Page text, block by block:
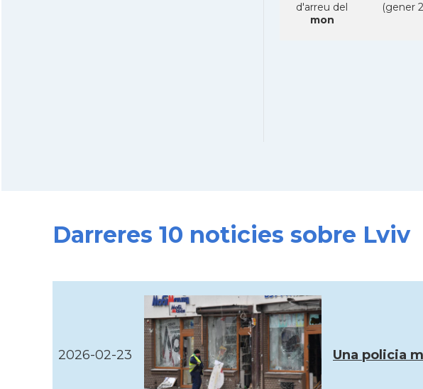
d'arreu del
mon
(gener
Darreres 10 noticies sobre Lviv
2026-02-23 Una policia